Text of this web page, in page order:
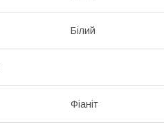
Білий
Фіаніт